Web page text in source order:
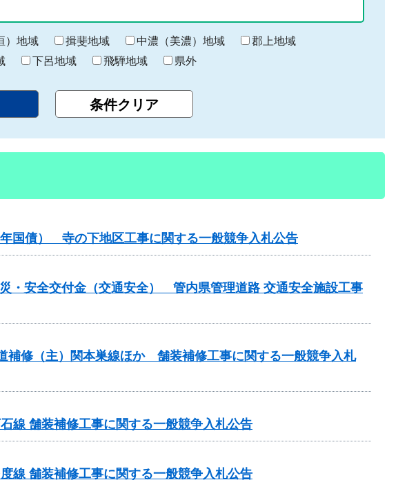
）地域 揖斐地域 中濃（美濃）地域
郡上地域
下呂地域 飛騨地域 県外
国債） 寺の下地区工事に関する一般競争入札公告
・安全交付金（交通安全） 管内県管理道路 交通安全施設工事
補修（主）関本巣線ほか 舗装補修工事に関する一般競争入札
線 舗装補修工事に関する一般競争入札公告
線 舗装補修工事に関する一般競争入札公告